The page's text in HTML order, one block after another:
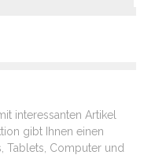
interessanten Artikel
gibt Ihnen einen
Tablets, Computer und